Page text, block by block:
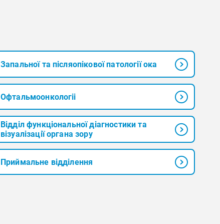
Запальної та післяопікової патології ока
Офтальмоонкологіі
Відділ функціональної діагностики та
візуалізації органа зору
Приймальне відділення